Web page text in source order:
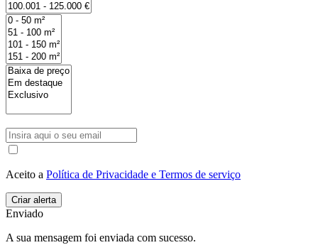
Aceito a Política de Privacidade e Termos de serviço
Enviado
A sua mensagem foi enviada com sucesso.